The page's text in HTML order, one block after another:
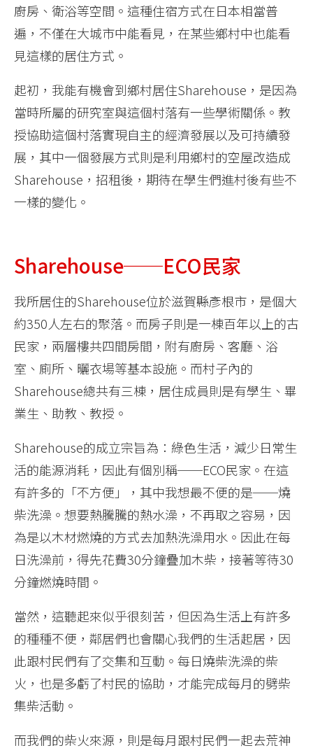
廚房、衛浴等空間。這種住宿方式在日本相當普
遍，不僅在大城市中能看見，在某些鄉村中也能看
見這樣的居住方式。
起初，我能有機會到鄉村居住Sharehouse，是因為
當時所屬的研究室與這個村落有一些學術關係。教
授協助這個村落實現自主的經濟發展以及可持續發
展，其中一個發展方式則是利用鄉村的空屋改造成
Sharehouse，招租後，期待在學生們進村後有些不
一樣的變化。
Sharehouse──ECO民家
我所居住的Sharehouse位於滋賀縣彥根市，是個大
約350人左右的聚落。而房子則是一棟百年以上的古
民家，兩層樓共四間房間，附有廚房、客廳、浴
室、廁所、曬衣場等基本設施。而村子內的
Sharehouse總共有三棟，居住成員則是有學生、畢
業生、助教、教授。
Sharehouse的成立宗旨為：綠色生活，減少日常生
活的能源消耗，因此有個別稱──ECO民家。在這
有許多的「不方便」，其中我想最不便的是──燒
柴洗澡。想要熱騰騰的熱水澡，不再取之容易，因
為是以木材燃燒的方式去加熱洗澡用水。因此在每
日洗澡前，得先花費30分鐘疊加木柴，接著等待30
分鐘燃燒時間。
當然，這聽起來似乎很刻苦，但因為生活上有許多
的種種不便，鄰居們也會關心我們的生活起居，因
此跟村民們有了交集和互動。每日燒柴洗澡的柴
火，也是多虧了村民的協助，才能完成每月的劈柴
集柴活動。
而我們的柴火來源，則是每月跟村民們一起去荒神